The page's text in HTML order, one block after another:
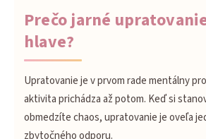
Prečo jarné
hlave?
Upratovanie je v prvom rade mentálny
aktivita prichádza až potom. Keď si
obmedzíte chaos, upratovanie je oveľa
zbytočného odporu.